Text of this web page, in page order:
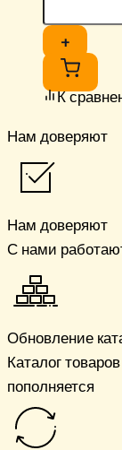
+
К
Нам доверяют
Нам доверяют
С нами
Обновление
Каталог
пополняется